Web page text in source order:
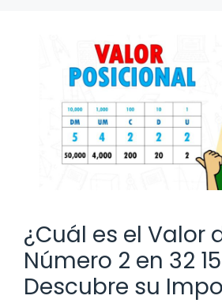
¿Cuál es el Valor
Número 2 en 32
Descubre su